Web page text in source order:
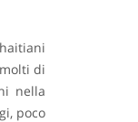
di
nella
poco